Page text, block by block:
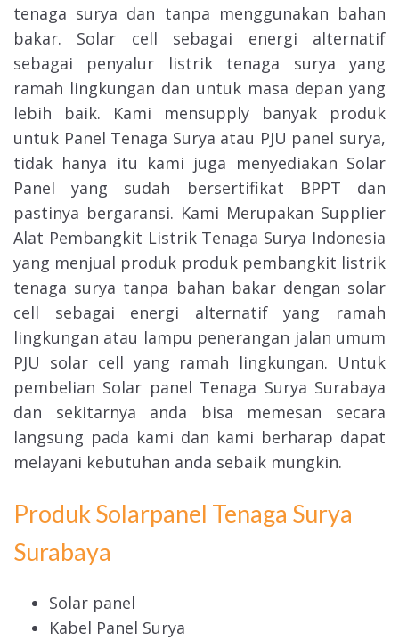
tenaga surya dan tanpa menggunakan bahan
bakar. Solar cell sebagai energi alternatif
sebagai penyalur listrik tenaga surya yang
ramah lingkungan dan untuk masa depan yang
lebih baik. Kami mensupply banyak produk
untuk Panel Tenaga Surya atau PJU panel surya,
tidak hanya itu kami juga menyediakan Solar
Panel yang sudah bersertifikat BPPT dan
pastinya bergaransi. Kami Merupakan Supplier
Alat Pembangkit Listrik Tenaga Surya Indonesia
yang menjual produk produk pembangkit listrik
tenaga surya tanpa bahan bakar dengan solar
cell sebagai energi alternatif yang ramah
lingkungan atau lampu penerangan jalan umum
PJU solar cell yang ramah lingkungan. Untuk
pembelian Solar panel Tenaga Surya Surabaya
dan sekitarnya anda bisa memesan secara
langsung pada kami dan kami berharap dapat
melayani kebutuhan anda sebaik mungkin.
Produk Solarpanel Tenaga Surya
Surabaya
Solar panel
Kabel Panel Surya